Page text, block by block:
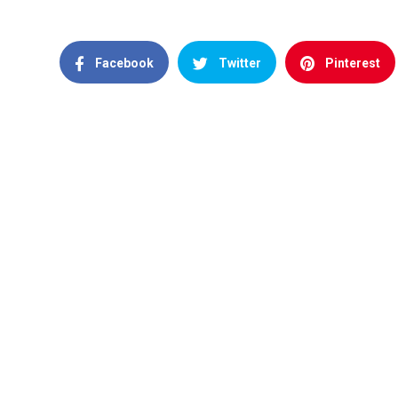
Facebook Twitter Pinterest